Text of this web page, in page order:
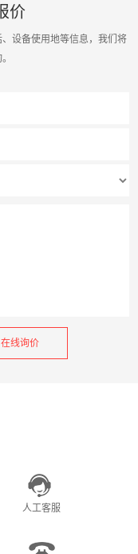
价
设备使用地等信息，我们将
在线询价
人工客服